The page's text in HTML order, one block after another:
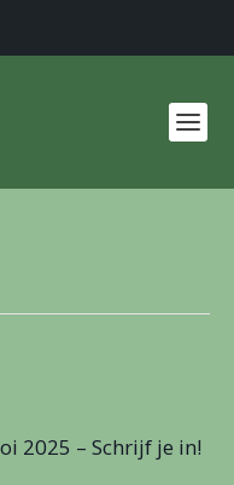
2025 – Schrijf je in!